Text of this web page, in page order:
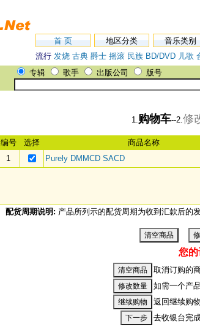
首 页 地区分类 音乐类别
流行 发烧 古典 爵士 摇滚 民族 BD/DVD 儿歌
专辑 歌手 出版公司 版号
1.购物车--2.修
编号 选择 商品名称
1
Purely DMMCD SACD
配货周期说明: 产品所列示的配货周期为收到汇款后的
您
取消订购的
如需一个产
返回继续购物
去收银台完